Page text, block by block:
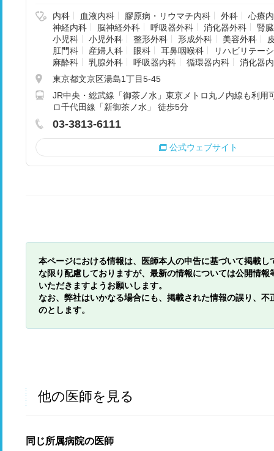
内科 血液内科 膠原病・リウマチ内科 外科
心療
神経内科
脳神経外科 呼吸器外科 消化器外科
腎
小児科
小児外科 整形外科 形成外科 美容外科
肛門科
産婦人科 眼科 耳鼻咽喉科
リハビリテー
麻酔科
乳腺外科 呼吸器内科 循環器内科
消化器
東京都文京区湯島1丁目5-45
JR中央・総武線「御茶ノ水」東京メトロ丸ノ内線も利用
ロ千代田線「新御茶ノ水」 徒歩5分
03-3813-6111
公式ウェブサイト
本ページにおける情報は、医師本人の申告に基づいて掲載
な限り配慮しておりますが、最新の情報については公開情
いただきますようお願いします。
なお、弊社はいかなる場合にも、掲載された情報の誤り、
のとします。
他の医師を見る
同じ所属病院の医師